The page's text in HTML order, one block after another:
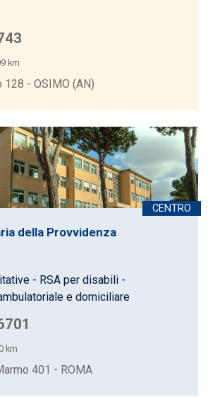
km
128 - OSIMO (AN)
della Provvidenza
- RSA per disabili -
e domiciliare
km
401 - ROMA